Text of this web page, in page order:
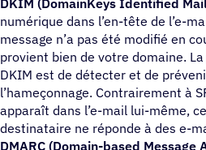
numérique dans l’en-tête de l’e-
message n’a pas été modifié en
provient bien de votre domaine.
DKIM est de détecter et de
l’hameçonnage. Contrairement à
apparaît dans l’e-mail lui-même,
destinataire ne réponde à des e-
DMARC (Domain-based